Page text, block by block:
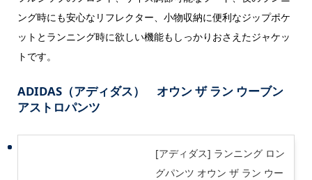
ング時にも安心なリフレクター、小物収納に便利なジップポケ
ットとランニング時に欲しい機能もしっかりおさえたジャケッ
トです。
ADIDAS（アディダス） オウン ザ ラン ウーブン
アストロパンツ
[アディダス] ランニング ロン
グパンツ オウン ザ ラン ウー